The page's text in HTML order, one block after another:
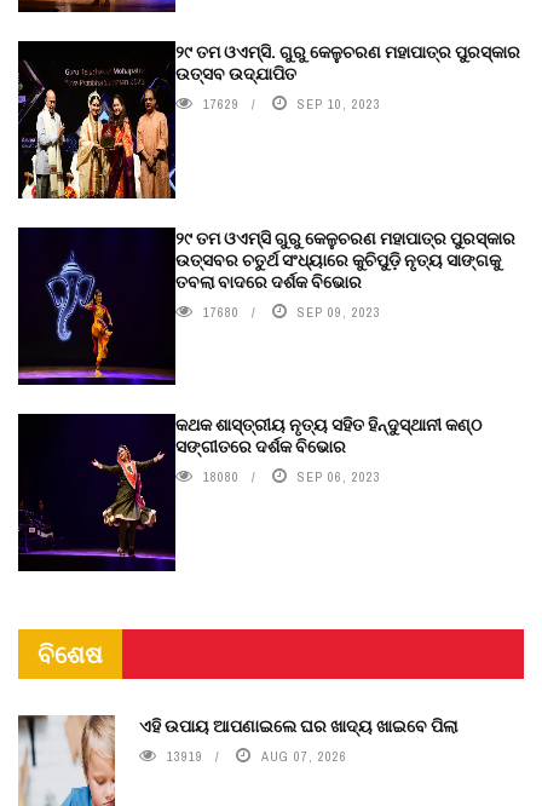
୨୯ ତମ ଓଏମ୍‌ସି. ଗୁରୁ କେଳୁଚରଣ ମହାପାତ୍ର ପୁରସ୍କାର
ଉତ୍ସବ ଉଦ୍‍ଯାପିତ
17629 SEP 10, 2023
୨୯ ତମ ଓଏମ୍‌ସି ଗୁରୁ କେଳୁଚରଣ ମହାପାତ୍ର ପୁରସ୍କାର
ଉତ୍ସବର ଚତୁର୍ଥ ସଂଧ୍ୟାରେ କୁଚିପୁଡ଼ି ନୃତ୍ୟ ସାଙ୍ଗକୁ
ତବଲା ବାଦରେ ଦର୍ଶକ ବିଭୋର
17680 SEP 09, 2023
କଥକ ଶାସ୍ତ୍ରୀୟ ନୃତ୍ୟ ସହିତ ହିନ୍ଦୁସ୍ଥାନୀ କଣ୍ଠ
ସଙ୍ଗୀତରେ ଦର୍ଶକ ବିଭୋର
18080 SEP 06, 2023
ବିଶେଷ
ଏହି ଉପାୟ ଆପଣାଇଲେ ଘର ଖାଦ୍ୟ ଖାଇବେ ପିଲା
13919 AUG 07, 2026